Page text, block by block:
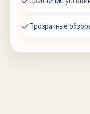
✓Прозрачные